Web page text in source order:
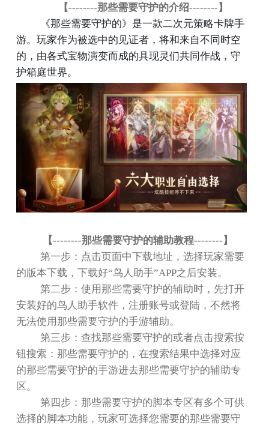
【--------那些需要守护的介绍--------】
《那些需要守护的》是一款二次元策略卡牌手
游。玩家作为被选中的见证者，将和来自不同时空
的，由各式宝物演变而成的具现灵们共同作战，守
护箱庭世界。
【--------那些需要守护的辅助教程--------】
第一步：点击页面中下载地址，选择玩家需要
的版本下载，下载好“鸟人助手”APP之后安装。
第二步：使用那些需要守护的辅助时，先打开
安装好的鸟人助手软件，注册账号或登陆，不然将
无法使用那些需要守护的手游辅助。
第三步：查找那些需要守护的或者点击搜索按
钮搜索：那些需要守护的，在搜索结果中选择对应
的那些需要守护的手游进去那些需要守护的辅助专
区。
第四步：那些需要守护的脚本专区有多个可供
选择的脚本功能，玩家可选择您需要的那些需要守